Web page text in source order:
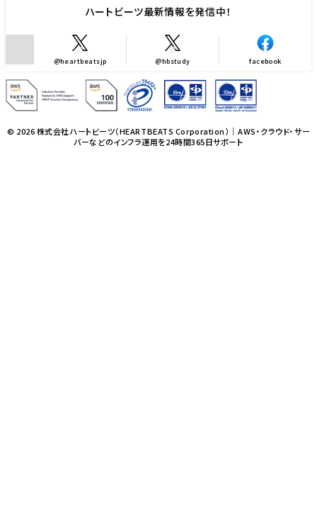
ハートビーツ最新情報を発信中！
@heartbeatsjp @hbstudy facebook
© 2026 株式会社ハートビーツ（HEARTBEATS Corporation）｜AWS・クラウド・サー
バーなどのインフラ運用を24時間365日サポート